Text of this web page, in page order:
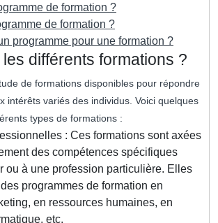
de formation ?
de formation ?
programme pour une formation ?
différents formations ?
de formations disponibles pour répondre
intérêts variés des individus. Voici quelques
types de formations :
: Ces formations sont axées
des compétences spécifiques
ou à une profession particulière. Elles
programmes de formation en
en ressources humaines, en
etc.